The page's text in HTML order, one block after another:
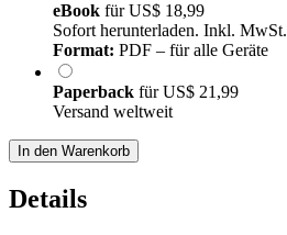
eBook fürUS$ 18,99
Sofort herunterladen. Inkl. MwSt.
Format: PDF – für alle Geräte
Paperback fürUS$ 21,99
Versand weltweit
In den Warenkorb
Details